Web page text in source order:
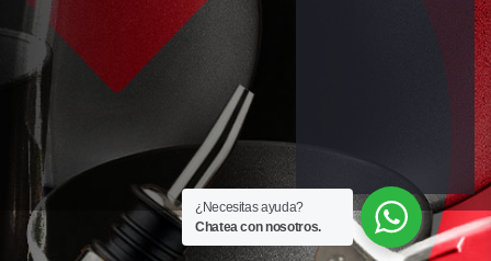
¿Necesitas ayuda?
Chatea con nosotros.